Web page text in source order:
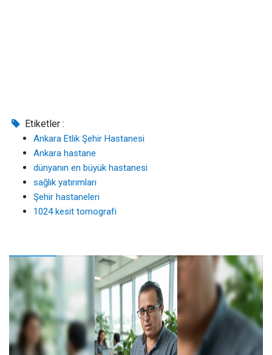
Etiketler :
Ankara Etlik Şehir Hastanesi
Ankara hastane
dünyanın en büyük hastanesi
sağlık yatırımları
Şehir hastaneleri
1024 kesit tomografi